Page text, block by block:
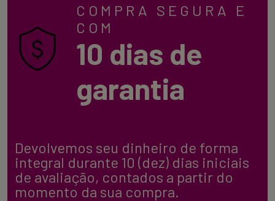
COMPRA SEGURA E
COM
10 dias de
garantia
Devolvemos seu dinheiro de forma
integral durante 10 (dez) dias iniciais
de avaliação, contados a partir do
momento da sua compra.